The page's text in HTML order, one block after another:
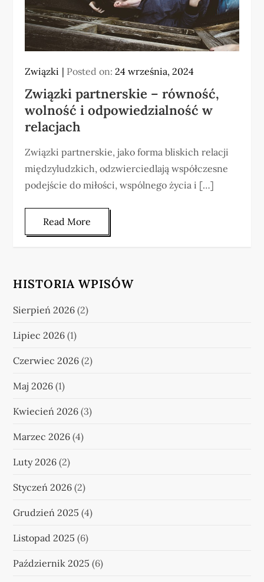
Związki Posted on:24 września, 2024
Związki partnerskie – równość,
wolność i odpowiedzialność w
relacjach
Związki partnerskie, jako forma bliskich relacji
międzyludzkich, odzwierciedlają współczesne
podejście do miłości, wspólnego życia i […]
Read More
HISTORIA WPISÓW
Sierpień 2026 (2)
Lipiec 2026 (1)
Czerwiec 2026 (2)
Maj 2026 (1)
Kwiecień 2026 (3)
Marzec 2026 (4)
Luty 2026 (2)
Styczeń 2026 (2)
Grudzień 2025 (4)
Listopad 2025 (6)
Październik 2025 (6)